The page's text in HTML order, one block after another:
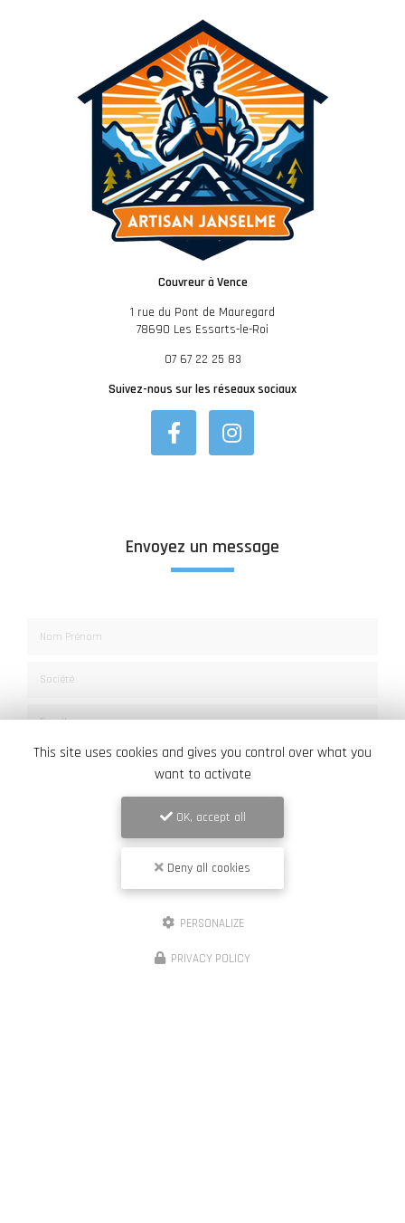
Couvreur à Vence
1 rue du Pont de Mauregard
78690 Les Essarts-le-Roi
07 67 22 25 83
Suivez-nous sur les réseaux sociaux
Envoyez un message
Téléphone
J'autorise ce site à conserver l'ensemble des données transmises dans ce formulaire pour faciliter le
suivi et le traitement de ma demande.(Aucune exploitation commerciale ne sera faite des
This site uses cookies and gives you control over what you
want to activate
OK, accept all
Deny all cookies
PERSONALIZE
PRIVACY POLICY